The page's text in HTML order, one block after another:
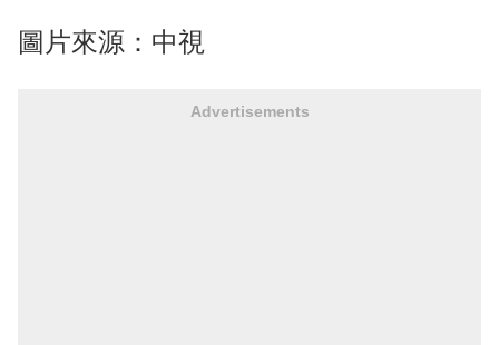
圖片來源：中視
Advertisements